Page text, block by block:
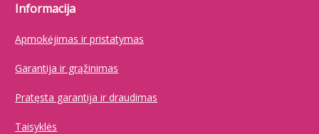
Informacija
Apmokėjimas ir pristatymas
Garantija ir grąžinimas
Pratęsta garantija ir draudimas
Taisyklės